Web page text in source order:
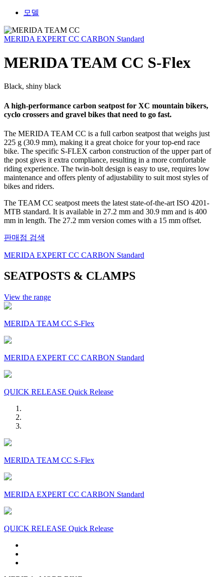
모델
MERIDA EXPERT CC CARBON Standard
MERIDA TEAM CC S-Flex
Black, shiny black
A high-performance carbon seatpost for XC mountain bikers,
cyclo crossers and gravel bikes that need to go fast.
The MERIDA TEAM CC is a full carbon seatpost that weighs just
225 g (30.9 mm), making it a great choice for your top-end race
bike. The specific S-FLEX carbon construction of the upper part of
the post gives it extra compliance, resulting in a more comfortable
riding experience. The twin-bolt design is easy to use, requires low
maintenance and offers plenty of adjustability to suit most styles of
bikes and riders.
The TEAM CC seatpost meets the latest state-of-the-art ISO 4201-
MTB standard. It is available in 27.2 mm and 30.9 mm and is 400
mm in length. The 27.2 mm version comes with a 15 mm offset.
판매점 검색
MERIDA EXPERT CC CARBON Standard
SEATPOSTS & CLAMPS
View the range
MERIDA TEAM CC S-Flex
MERIDA EXPERT CC CARBON Standard
QUICK RELEASE Quick Release
MERIDA TEAM CC S-Flex
MERIDA EXPERT CC CARBON Standard
QUICK RELEASE Quick Release